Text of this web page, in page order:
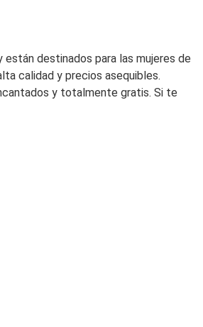
destinados para las mujeres de
calidad y precios asequibles.
y totalmente gratis. Si te